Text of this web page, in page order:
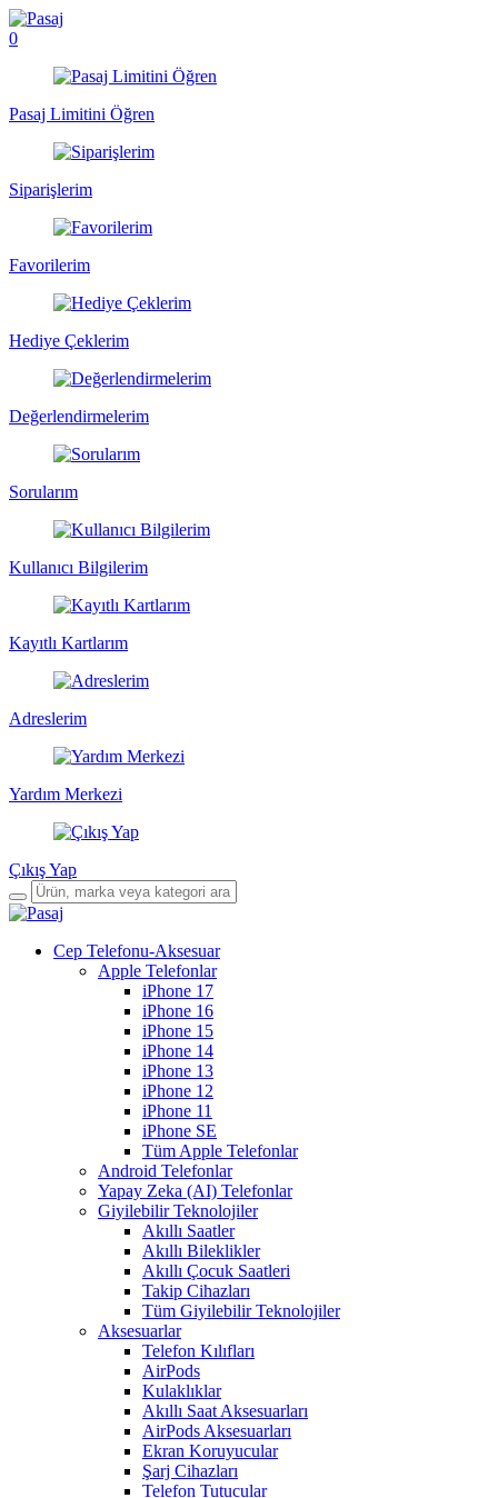
0
Pasaj Limitini Öğren
Siparişlerim
Favorilerim
Hediye Çeklerim
Değerlendirmelerim
Sorularım
Kullanıcı Bilgilerim
Kayıtlı Kartlarım
Adreslerim
Yardım Merkezi
Çıkış Yap
Cep Telefonu-Aksesuar
Apple Telefonlar
iPhone 17
iPhone 16
iPhone 15
iPhone 14
iPhone 13
iPhone 12
iPhone 11
iPhone SE
Tüm Apple Telefonlar
Android Telefonlar
Yapay Zeka (AI) Telefonlar
Giyilebilir Teknolojiler
Akıllı Saatler
Akıllı Bileklikler
Akıllı Çocuk Saatleri
Takip Cihazları
Tüm Giyilebilir Teknolojiler
Aksesuarlar
Telefon Kılıfları
AirPods
Kulaklıklar
Akıllı Saat Aksesuarları
AirPods Aksesuarları
Ekran Koruyucular
Şarj Cihazları
Telefon Tutucular